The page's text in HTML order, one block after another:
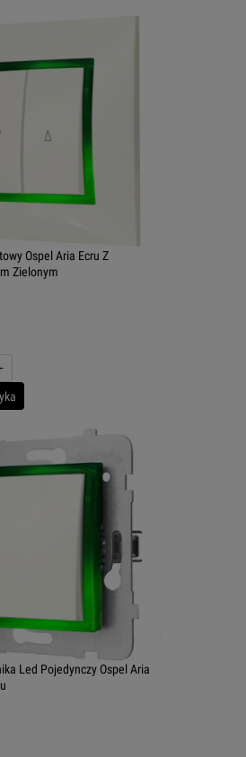
Ospel Aria Ecru Z
Zielonym
Led Pojedynczy Ospel Aria